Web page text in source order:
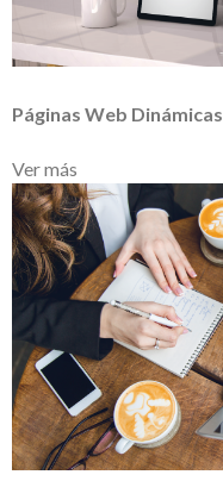
Páginas Web Dinámicas
Ver más